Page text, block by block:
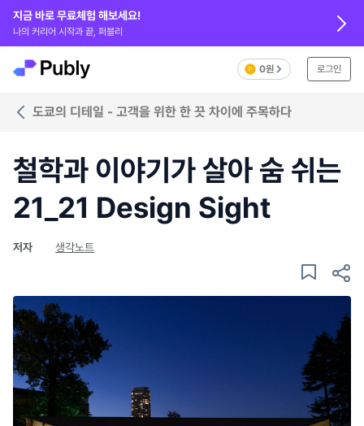
지금 바로 무료체험 해보세요!
나의 커리어 시작과 끝, 퍼블리
0원 로그인
도쿄의 디테일 - 고객을 위한 한 끗 차이에 주목하다
철학과 이야기가 살아 숨 쉬는
21_21 Design Sight
저자 생각노트